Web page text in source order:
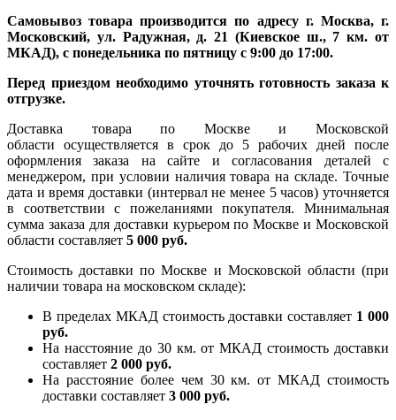
Самовывоз товара производится по адресу г. Москва, г.
Московский, ул. Радужная, д. 21 (Киевское ш., 7 км. от
МКАД), с понедельника по пятницу с 9:00 до 17:00.
Перед приездом необходимо уточнять готовность заказа к
отгрузке.
Доставка товара по Москве и Московской
области осуществляется в срок до 5 рабочих дней после
оформления заказа на сайте и согласования деталей с
менеджером, при условии наличия товара на складе. Точные
дата и время доставки (интервал не менее 5 часов) уточняется
в соответствии с пожеланиями покупателя. Минимальная
сумма заказа для доставки курьером по Москве и Московской
области составляет 5 000 руб.
Стоимость доставки по Москве и Московской области (при
наличии товара на московском складе):
В пределах МКАД стоимость доставки составляет 1 000
руб.
На насcтояние до 30 км. от МКАД стоимость доставки
составляет 2 000 руб.
На расстояние более чем 30 км. от МКАД стоимость
доставки составляет 3 000 руб.